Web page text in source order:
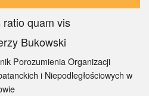
ratio quam vis
Bukowski
Porozumienia Organizacji
i Niepodległościowych w